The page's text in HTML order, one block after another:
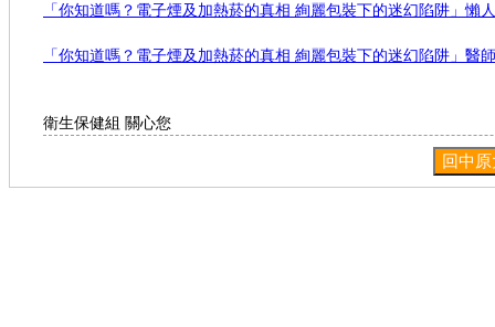
「你知道嗎？電子煙及加熱菸的真相 絢麗包裝下的迷幻陷阱」懶
「你知道嗎？電子煙及加熱菸的真相 絢麗包裝下的迷幻陷阱」醫
衛生保健組 關心您
回中